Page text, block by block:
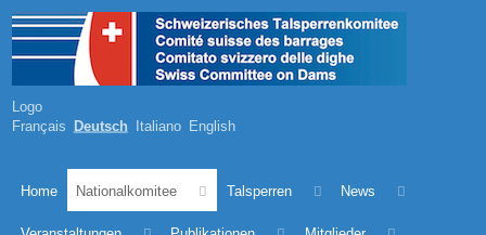
Logo
Français Deutsch Italiano English
Home Nationalkomitee Talsperren News